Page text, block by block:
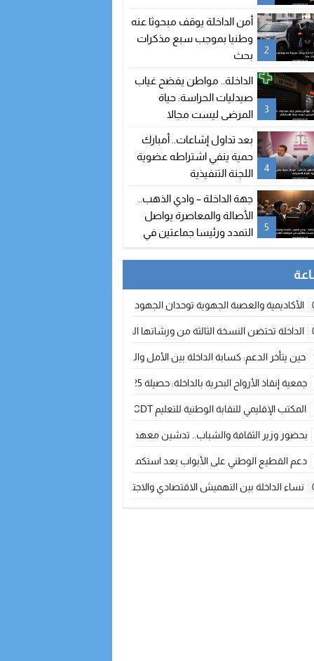
2
أمن الداخلة يوقف مبحوثا عنه
وطنيا بموجب سبع مذكرات
بحث
3
الداخلة.. مواطن يفضح غياب
صيدليات الحراسة: حياة
المرضى ليست مجالا
4
بعد تداول إشاعات.. أمبارك
حمية ينفي اشتراطه عضوية
اللجنة التنفيذية
5
جهة الداخلة – وادي الذهب..
الأصالة والمعاصرة يواصل
التمدد ورئيسا جماعتين في
الأكاديمية والعصبة الجهوية توحدان الجهود لتطوير الممارسة الكروية بجهة
الداخلة تحتضن النسخة الثالثة من ورشاتها الدولية: تكوين متخصص في التراث
حين يتأخر الدعم: كسابة الداخلة بين الأمل والقلق ؟
جمعية إنقاذ الأرواح البحرية بالداخلة: حصيلة 2025 بين مهام الإنقاذ ومشروع “دار البحار”
المكتب الإقليمي للنقابة الوطنية للتعليم CDT يجتمع مع المدير الإقليمي لمناقشة ملفات جوهرية لنساء ورجال التعليم
بحضور وزير الثقافة والشباب.. تدشين معهد الموسيقى والفنون الكوريغرافية بالداخلة
دعم القطيع الوطني على الأبواب بعد استكمال الترقيم… الفلاحة المغربية
نساء الداخلة بين التهميش الاقتصادي والاجتماعي… في المؤسسات الإنتاجية